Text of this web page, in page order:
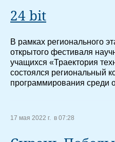
24 bit
В рамках регионального
открытого фестиваля
учащихся «Траектория
состоялся региональный
программирования среди
17 мая 2022 г. в 07:28